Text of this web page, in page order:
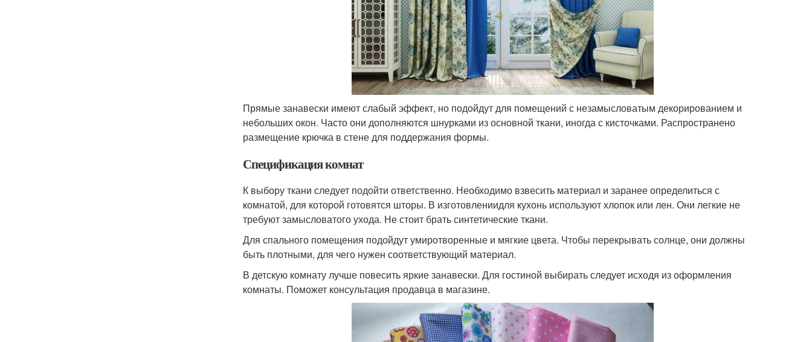
Прямые занавески имеют слабый эффект, но подойдут для помещений с незамысловатым декорированием и
небольших окон. Часто они дополняются шнурками из основной ткани, иногда с кисточками. Распространено
размещение крючка в стене для поддержания формы.
Спецификация комнат
К выбору ткани следует подойти ответственно. Необходимо взвесить материал и заранее определиться с
комнатой, для которой готовятся шторы. В изготовлениидля кухонь используют хлопок или лен. Они легкие не
требуют замысловатого ухода. Не стоит брать синтетические ткани.
Для спального помещения подойдут умиротворенные и мягкие цвета. Чтобы перекрывать солнце, они должны
быть плотными, для чего нужен соответствующий материал.
В детскую комнату лучше повесить яркие занавески. Для гостиной выбирать следует исходя из оформления
комнаты. Поможет консультация продавца в магазине.